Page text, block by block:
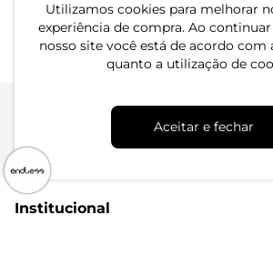
Utilizamos cookies para melhorar
experiência de compra. Ao
nosso site você está de acordo com
quanto a utilização de
Aceitar e fechar
ou 2x de R$ 29,99 sem juros
Atendimento Dúvidas Trocas
Institucional